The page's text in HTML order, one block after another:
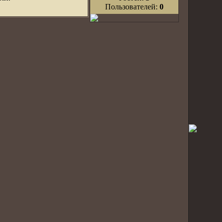
Пользователей: 0